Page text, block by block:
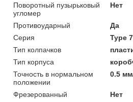
Поворотный пузырьковый
угломер
Нет
Противоударный
Да
Серия
Type
Тип колпачков
Тип корпуса
Точность в нормальном
положении
0.5
Фрезерованный Нет